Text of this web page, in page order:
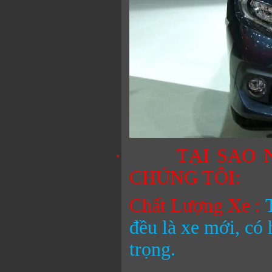
·
TẠI SAO
CHÚNG TÔI:
Chất Lượng Xe :
đều là xe mới, có
trọng.